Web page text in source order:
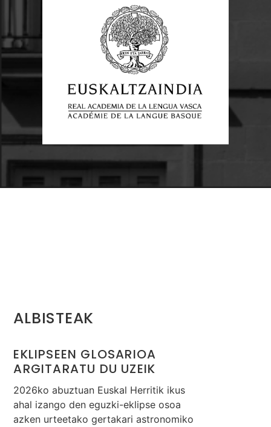
ALBISTEAK
EKLIPSEEN GLOSARIOA
ARGITARATU DU UZEIK
2026ko abuztuan Euskal Herritik ikus
ahal izango den eguzki-eklipse osoa
azken urteetako gertakari astronomiko